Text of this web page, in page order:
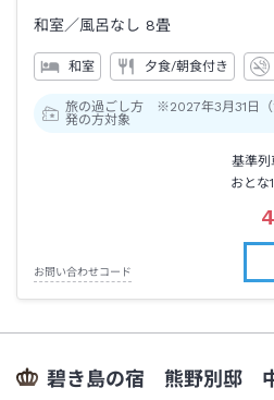
和室／風呂なし 8畳
和室 夕食/朝食付き
旅の過ごし方 ※2027年3月31日（
発の方対象
基準列
おとな
お問い合わせコード
碧き島の宿 熊野別邸